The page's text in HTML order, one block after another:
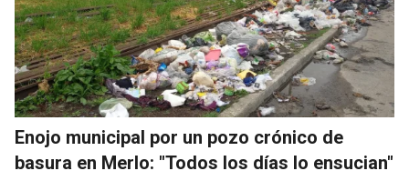
Enojo municipal por un pozo crónico de
basura en Merlo: "Todos los días lo ensucian"